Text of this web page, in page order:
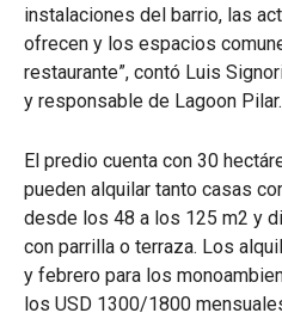
instalaciones del barrio, las
ofrecen y los espacios
restaurante”, contó Luis
y responsable de Lagoon Pilar.
El predio cuenta con 30
pueden alquilar tanto casas
desde los 48 a los 125 m2 y
con parrilla o terraza. Los
y febrero para los
los USD 1300/1800